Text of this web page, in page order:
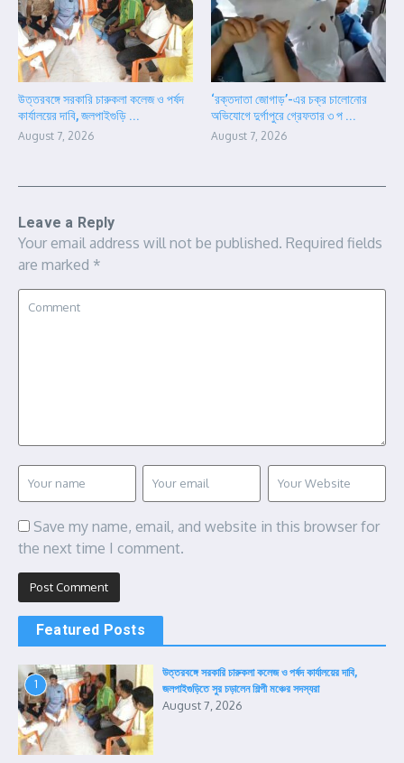
উত্তরবঙ্গে সরকারি চারুকলা কলেজ ও পর্ষদ
কার্যালয়ের দাবি, জলপাইগুড়ি ...
August 7, 2026
‘রক্তদাতা জোগাড়’-এর চক্র চালোনোর
অভিযোগে দুর্গাপুরে গ্রেফতার ৩ প ...
August 7, 2026
Leave a Reply
Your email address will not be published. Required fields
are marked *
Save my name, email, and website in this browser for
the next time I comment.
Featured Posts
1
উত্তরবঙ্গে সরকারি চারুকলা কলেজ ও পর্ষদ কার্যালয়ের দাবি,
জলপাইগুড়িতে সুর চড়ালেন শিল্পী মঞ্চের সদস্যরা
August 7, 2026